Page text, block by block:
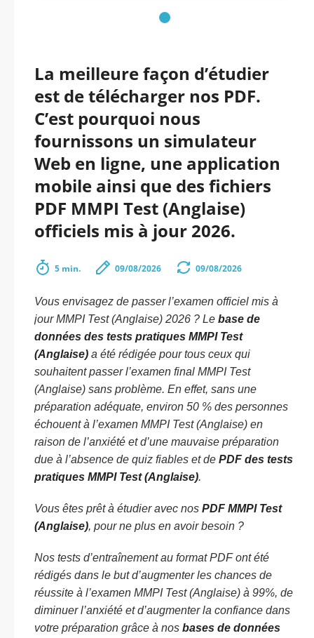
La meilleure façon d’étudier
est de télécharger nos PDF.
C’est pourquoi nous
fournissons un simulateur
Web en ligne, une application
mobile ainsi que des fichiers
PDF MMPI Test (Anglaise)
officiels mis à jour 2026.
5 min. 09/08/2026 09/08/2026
Vous envisagez de passer l’examen officiel mis à
jour MMPI Test (Anglaise) 2026 ? Le base de
données des tests pratiques MMPI Test
(Anglaise) a été rédigée pour tous ceux qui
souhaitent passer l’examen final MMPI Test
(Anglaise) sans problème. En effet, sans une
préparation adéquate, environ 50 % des personnes
échouent à l’examen MMPI Test (Anglaise) en
raison de l’anxiété et d’une mauvaise préparation
due à l’absence de quiz fiables et de PDF des tests
pratiques MMPI Test (Anglaise).
Vous êtes prêt à étudier avec nos PDF MMPI Test
(Anglaise), pour ne plus en avoir besoin ?
Nos tests d’entraînement au format PDF ont été
rédigés dans le but d’augmenter les chances de
réussite à l’examen MMPI Test (Anglaise) à 99%, de
diminuer l’anxiété et d’augmenter la confiance dans
votre préparation grâce à nos bases de données